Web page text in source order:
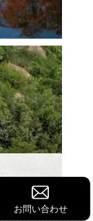
お問い合わせ